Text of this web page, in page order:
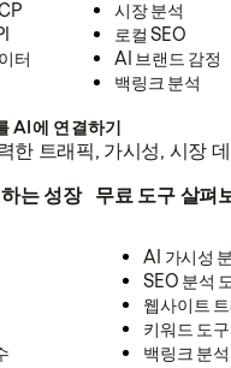
터
시장 분석
로컬 SEO
AI 브랜드 감정
백링크 분석
AI에 연결하기
한 트래픽, 가시성, 시장
는 성장 무료 도구 살펴
AI 가시성
SEO 분석
웹사이트
키워드 도구
백링크 분